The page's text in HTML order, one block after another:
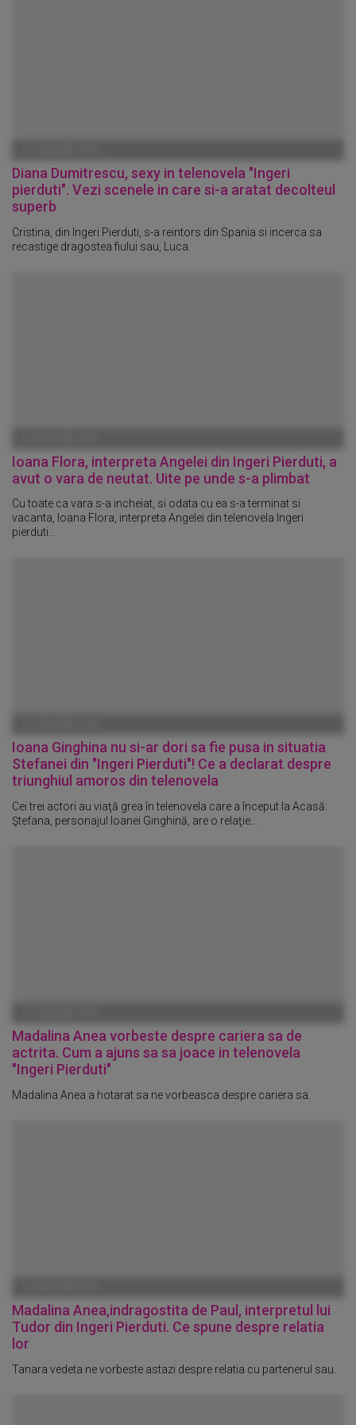
Diana Dumitrescu, sexy in telenovela "Ingeri
pierduti". Vezi scenele in care si-a aratat decolteul
superb
Cristina, din Ingeri Pierduti, s-a reintors din Spania si incerca sa
recastige dragostea fiului sau, Luca.
Ioana Flora, interpreta Angelei din Ingeri Pierduti, a
avut o vara de neutat. Uite pe unde s-a plimbat
Cu toate ca vara s-a incheiat, si odata cu ea s-a terminat si
vacanta, Ioana Flora, interpreta Angelei din telenovela Ingeri
pierduti...
Ioana Ginghina nu si-ar dori sa fie pusa in situatia
Stefanei din "Ingeri Pierduti"! Ce a declarat despre
triunghiul amoros din telenovela
Cei trei actori au viaţă grea în telenovela care a început la Acasă:
Ştefana, personajul Ioanei Ginghină, are o relaţie...
Madalina Anea vorbeste despre cariera sa de
actrita. Cum a ajuns sa sa joace in telenovela
"Ingeri Pierduti"
Madalina Anea a hotarat sa ne vorbeasca despre cariera sa.
Madalina Anea,indragostita de Paul, interpretul lui
Tudor din Ingeri Pierduti. Ce spune despre relatia
lor
Tanara vedeta ne vorbeste astazi despre relatia cu partenerul sau.